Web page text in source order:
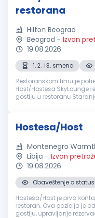
restorana
Hilton Beograd
Beograd - Izvan
19.08.2026
1, 2. i 3. smena
Restoranskom timu je
Host/Hostesa SkyLounge
gostiju u restoranu
Hostesa/Host
Montenegro
Libija - Izvan
19.08.2026
Obaveštenje o
Hostesa/Host je prva
restoran. Ova pozicija je
gostiju, upravljanje